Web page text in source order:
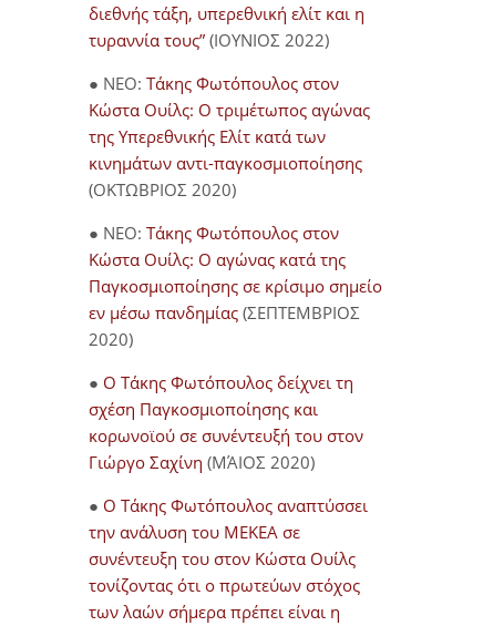
διεθνής τάξη, υπερεθνική ελίτ και η
τυραννία τους” (ΙΟΥΝΙΟΣ 2022)
● NEO: Τάκης Φωτόπουλος στον
Κώστα Ουίλς: Ο τριμέτωπος αγώνας
της Υπερεθνικής Ελίτ κατά των
κινημάτων αντι-παγκοσμιοποίησης
(ΟΚΤΩΒΡΙΟΣ 2020)
● NEO: Τάκης Φωτόπουλος στον
Κώστα Ουίλς: Ο αγώνας κατά της
Παγκοσμιοποίησης σε κρίσιμο σημείο
εν μέσω πανδημίας (ΣΕΠΤΕΜΒΡΙΟΣ
2020)
● Ο Τάκης Φωτόπουλος δείχνει τη
σχέση Παγκοσμιοποίησης και
κορωνοϊού σε συνέντευξή του στον
Γιώργο Σαχίνη (ΜΆΙΟΣ 2020)
● O Τάκης Φωτόπουλος αναπτύσσει
την ανάλυση του ΜΕΚΕΑ σε
συνέντευξη του στον Κώστα Ουίλς
τονίζοντας ότι ο πρωτεύων στόχος
των λαών σήμερα πρέπει είναι η